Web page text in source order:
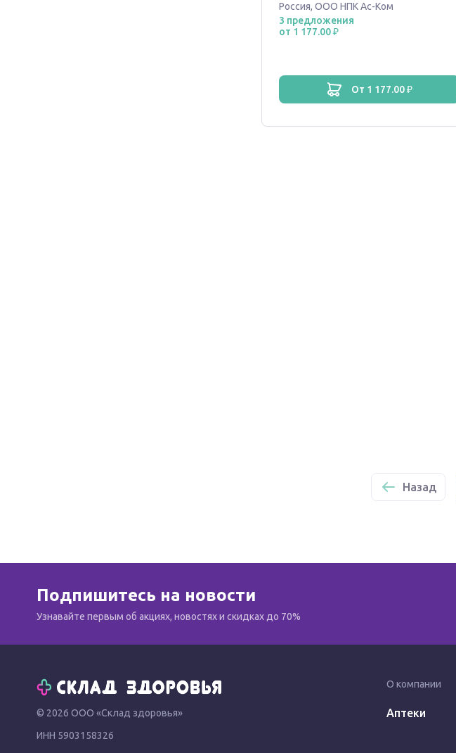
Россия, ООО НПК Ас-Ком
3 предложения
от 1 177.00 ₽
от 1 177.00 ₽
Назад
Подпишитесь на новости
Узнавайте первым об акциях, новостях и скидках до 70%
© 2026 ООО «Склад здоровья»
ИНН 5903158326
О компании
Аптеки